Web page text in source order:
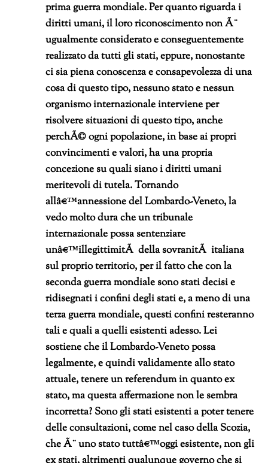
prima guerra mondiale.Per quanto riguarda i
diritti umani, il loro riconoscimento non Ã¨
ugualmente considerato e conseguentemente
realizzato da tutti gli stati, eppure, nonostante
ci sia piena conoscenza e consapevolezza di una
cosa di questo tipo, nessuno stato e nessun
organismo internazionale interviene per
risolvere situazioni di questo tipo, anche
perchÃ© ogni popolazione, in base ai propri
convincimenti e valori, ha una propria
concezione su quali siano i diritti umani
meritevoli di tutela.Tornando
allâ€™annessione del Lombardo-Veneto, la
vedo molto dura che un tribunale
internazionale possa sentenziare
unâ€™illegittimitÃ della sovranitÃ italiana
sul proprio territorio, per il fatto che con la
seconda guerra mondiale sono stati decisi e
ridisegnati i confini degli stati e, a meno di una
terza guerra mondiale, questi confini resteranno
tali e quali a quelli esistenti adesso.Lei
sostiene che il Lombardo-Veneto possa
legalmente, e quindi validamente allo stato
attuale, tenere un referendum in quanto ex
stato, ma questa affermazione non le sembra
incorretta? Sono gli stati esistenti a poter tenere
delle consultazioni, come nel caso della Scozia,
che Ã¨ uno stato tuttâ€™oggi esistente, non gli